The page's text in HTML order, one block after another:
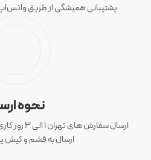
پشتیبانی همیشگی از طریق
نحوه
ارسال به قشم و کیش